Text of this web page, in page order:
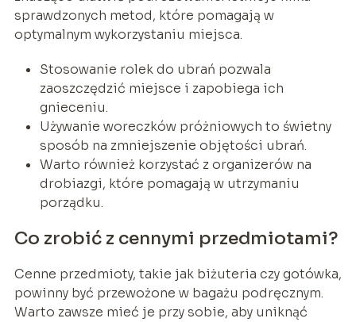
sprawdzonych metod, które pomagają w
optymalnym wykorzystaniu miejsca.
Stosowanie rolek do ubrań pozwala
zaoszczędzić miejsce i zapobiega ich
gnieceniu.
Używanie woreczków próżniowych to świetny
sposób na zmniejszenie objętości ubrań.
Warto również korzystać z organizerów na
drobiazgi, które pomagają w utrzymaniu
porządku.
Co zrobić z cennymi przedmiotami?
Cenne przedmioty, takie jak biżuteria czy gotówka,
powinny być przewożone w bagażu podręcznym.
Warto zawsze mieć je przy sobie, aby uniknąć